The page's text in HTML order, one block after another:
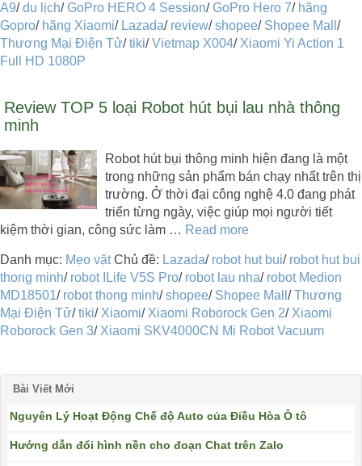
A9/du lịch/GoPro HERO 4 Session/GoPro Hero 7/ hãng
Gopro/ hãng Xiaomi/ Lazada/ review/shopee/ Shopee Mall /
Thương Mại Điện Tử/tiki/Vietmap X004/ Xiaomi Yi Action 1
Full HD 1080P
Review TOP 5 loại Robot hút bụi lau nhà thông
minh
Robot hút bụi thông minh hiện đang là một
trong những sản phẩm bán chạy nhất trên thị
trường. Ở thời đại công nghệ 4.0 đang phát
triển từng ngày, việc giúp mọi người tiết
kiệm thời gian, công sức làm … Read more
Danh mục: Mẹo vặt Chủ đề: Lazada/ robot hut bui/ robot hut bui
thong minh/ robot ILife V5S Pro/ robot lau nha/ robot Medion
MD18501/ robot thong minh/shopee/ Shopee Mall /Thương
Mại Điện Tử/tiki/ Xiaomi/ Xiaomi Roborock Gen 2/ Xiaomi
Roborock Gen 3/ Xiaomi SKV4000CN Mi Robot Vacuum
Bài Viết Mới
Nguyên Lý Hoạt Động Chế độ Auto của Điều Hòa Ô tô
Hướng dẫn đổi hình nền cho đoạn Chat trên Zalo